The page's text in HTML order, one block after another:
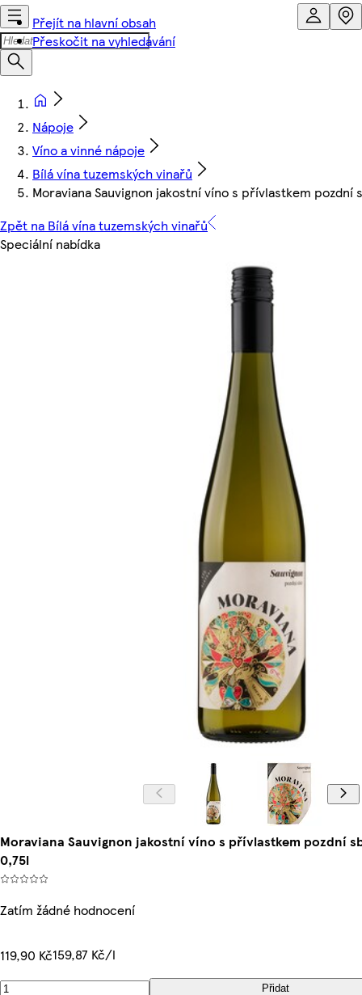
Přejít na hlavní obsah
Přeskočit na vyhledávání
Nápoje
Víno a vinné nápoje
Bílá vína tuzemských vinařů
Moraviana Sauvignon jakostní víno s přívlastkem pozdní
Zpět na Bílá vína tuzemských vinařů
Speciální nabídka
Moraviana Sauvignon jakostní víno s přívlastkem pozdní
0,75l
Zatím žádné hodnocení
119,90 Kč159,87 Kč/l
Přidat